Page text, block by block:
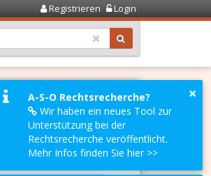
Registrieren Login
WERT IST ALLE
×
A-S-O Rechtsrecherche?
Wir haben ein neues Tool zur
Unterstützung bei der
Rechtsrecherche veröffentlicht.
Mehr Infos finden Sie hier >>